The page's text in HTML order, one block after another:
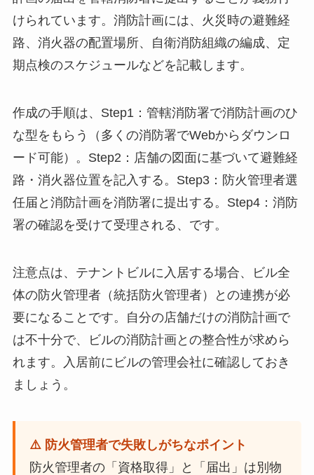
けられています。消防計画には、火災時の避難経
路、消火器の配置場所、自衛消防組織の編成、定
期点検のスケジュールなどを記載します。
作成の手順は、Step1：管轄消防署で消防計画のひ
な型をもらう（多くの消防署でWebからダウンロ
ード可能）。Step2：店舗の図面に基づいて避難経
路・消火器位置を記入する。Step3：防火管理者選
任届と消防計画を消防署に提出する。Step4：消防
署の確認を受けて受理される、です。
注意点は、テナントビルに入居する場合、ビル全
体の防火管理者（統括防火管理者）との連携が必
要になることです。自分の店舗だけの消防計画で
は不十分で、ビルの消防計画との整合性が求めら
れます。入居前にビルの管理会社に確認しておき
ましょう。
⚠️ 防火管理者で失敗しがちなポイント
防火管理者の「資格取得」と「届出」は別物